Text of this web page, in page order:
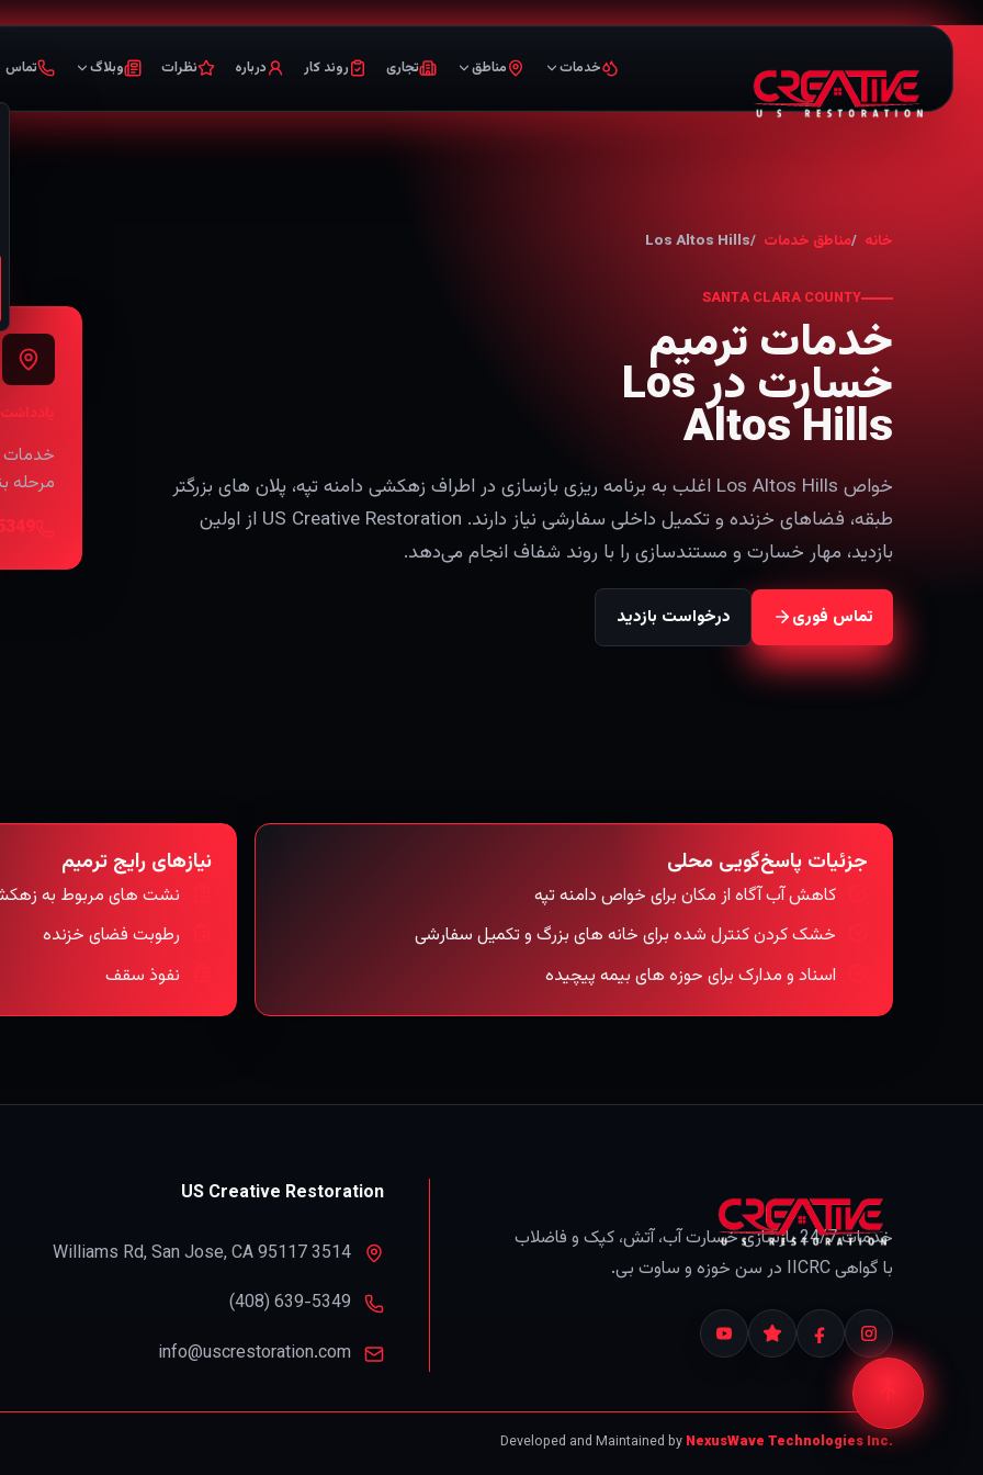
خدمات مناطق تجاری روند کار درباره نظرات وبلاگ تماس
خانه مناطق خدمات Los Altos Hills
SANTA CLARA COUNTY
خدمات ترمیم
خسارت در Los
Altos Hills
خواص Los Altos Hills اغلب به برنامه ریزی بازسازی در اطراف زهکشی دامنه تپه، پلان های بزرگتر
طبقه، فضاهای خزنده و تکمیل داخلی سفارشی نیاز دارند. US Creative Restoration از اولین
بازدید، مهار خسارت و مستندسازی را با روند شفاف انجام می‌دهد.
تماس فوری درخواست بازدید
مرحله
⁦(408) 639-5349⁩
جزئیات پاسخ‌گویی محلی
کاهش آب آگاه از مکان برای خواص دامنه تپه
خشک کردن کنترل شده برای خانه های بزرگ و تکمیل سفارشی
اسناد و مدارک برای حوزه های بیمه پیچیده
نیازهای رایج ترمیم
نشت های مربوط به
رطوبت فضای خزنده
نفوذ سقف
خدمات 24/7 بازسازی خسارت آب، آتش، کپک و فاضلاب
با گواهی IICRC در سن خوزه و ساوت بی.
US Creative Restoration
3514 Williams Rd
,San Jose, CA95117
info@uscrestoration.com
Developed and Maintained by NexusWave Technologies Inc.